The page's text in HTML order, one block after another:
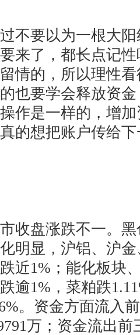
要以为一根大阳
来了，都长点记
情的，所以理性
也要学会释放资
作是一样的，增
的想把账户传给
盘涨跌不一。黑
明显，沪铝、沪
近1%；能化板块
逾1%，菜粕跌
。资金方面流入
万；资金流出前